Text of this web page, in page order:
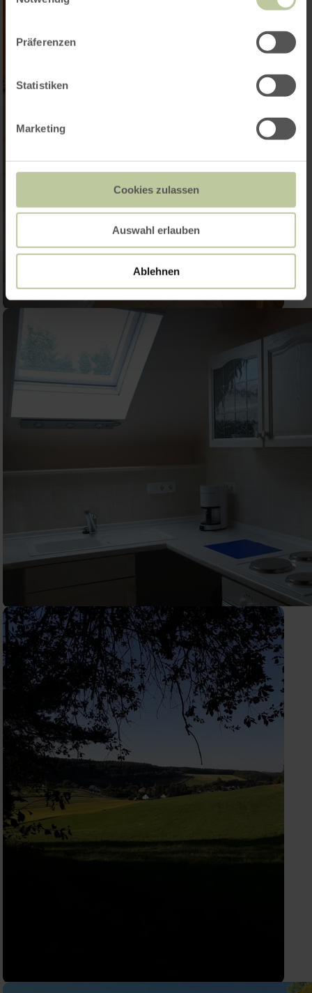
Präferenzen
Statistiken
Marketing
Cookies zulassen
Auswahl erlauben
Ablehnen